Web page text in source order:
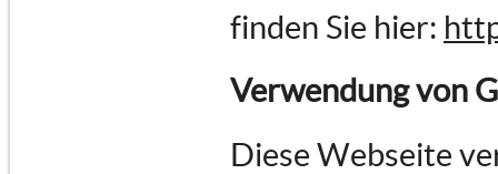
finden Sie hier:
Verwendung von
Diese Webseite